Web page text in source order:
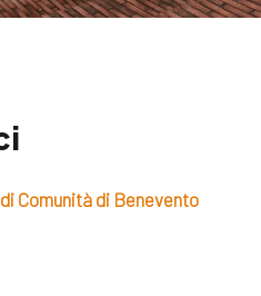
Comunità di Benevento